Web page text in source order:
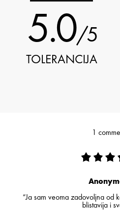
5.0/5
TOLERANCIJA
1
“Ja sam veoma zadovoljna od
blistavija i